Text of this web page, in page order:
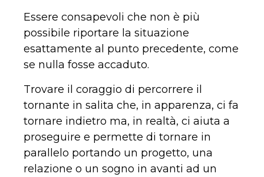
Essere consapevoli che non è più
possibile riportare la situazione
esattamente al punto precedente, come
se nulla fosse accaduto.
Trovare il coraggio di percorrere il
tornante in salita che, in apparenza, ci fa
tornare indietro ma, in realtà, ci aiuta a
proseguire e permette di tornare in
parallelo portando un progetto, una
relazione o un sogno in avanti ad un